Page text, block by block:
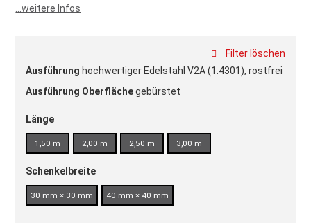
...weitere Infos
Filter löschen
Länge
1,50 m 2,00 m 2,50 m 3,00 m
Schenkelbreite
30 mm × 30 mm 40 mm × 40 mm
Ausführung hochwertiger Edelstahl V2A (1.4301), rostfrei
Ausführung Oberflächegebürstet